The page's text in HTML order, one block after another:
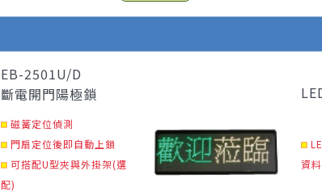
EB-2501U/D
斷電開門陽極鎖
磁簧定位偵測
門扇定位後即自動上鎖
可搭配U型夾與外掛架(選
配)
資料